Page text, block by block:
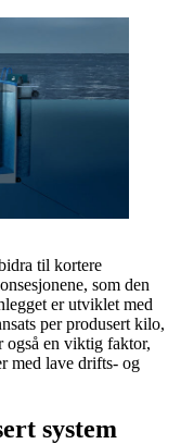
til kortere
som den
er utviklet med
per produsert kilo,
også en viktig faktor,
med lave drifts- og
system